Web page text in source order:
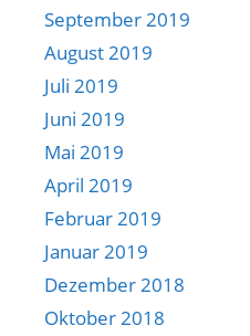
September 2019
August 2019
Juli 2019
Juni 2019
Mai 2019
April 2019
Februar 2019
Januar 2019
Dezember 2018
Oktober 2018